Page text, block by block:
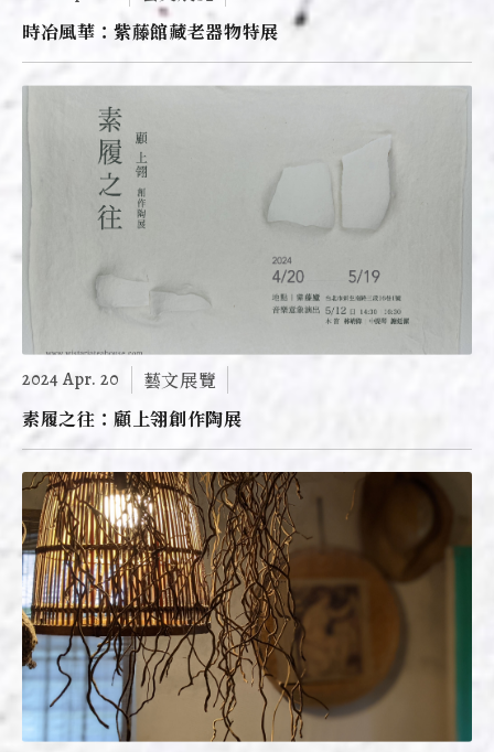
時冶風華：紫藤館藏老器物特展
2024 Apr. 20
藝文展覽
素履之往：顧上翎創作陶展